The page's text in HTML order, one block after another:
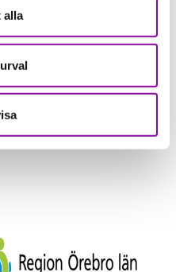
alla
6 maj här